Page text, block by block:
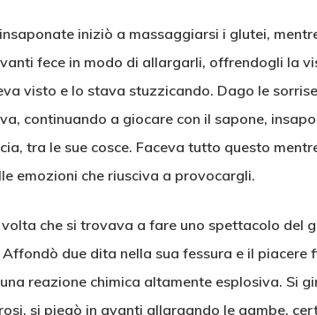
iniziò a massaggiarsi i glutei,
fece in modo di allargarli, offrendogli la
visto e lo stava stuzzicando. Dago le
continuando a giocare con il sapone,
tra le sue cosce. Faceva tutto questo
emozioni che riusciva a provocargli.
che si trovava a fare uno spettacolo del
due dita nella sua fessura e il piacere
reazione chimica altamente esplosiva. Si
si piegò in avanti allargando le gambe,